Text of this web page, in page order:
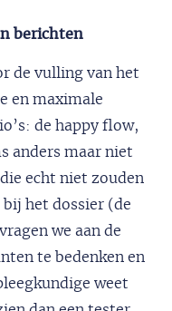
berichten
de vulling van het
en maximale
de happy flow,
anders maar niet
echt niet zouden
het dossier (de
we aan de
te bedenken en
weet